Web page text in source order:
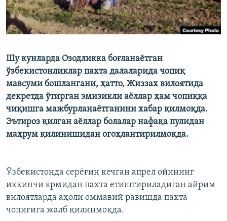
Шу кунларда Озодликка боғланаётган
ўзбекистонликлар пахта далаларида чопиқ
мавсуми бошлангани, ҳатто, Жиззах вилоятида
декретда ўтирган эмизикли аёллар ҳам чопиққа
чиқишга мажбурланаётганини хабар қилмоқда.
Эътироз қилган аёллар болалар нафақа пулидан
маҳрум қилинишидан огоҳлантирилмоқда.
Ўзбекистонда серёғин кечган апрел ойининг
иккинчи ярмидан пахта етиштириладиган айрим
вилоятларда аҳоли оммавий равишда пахта
чопиғига жалб қилинмоқда.